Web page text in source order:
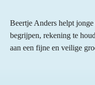
Beertje Anders helpt
begrijpen, rekening te
aan een fijne en veilige